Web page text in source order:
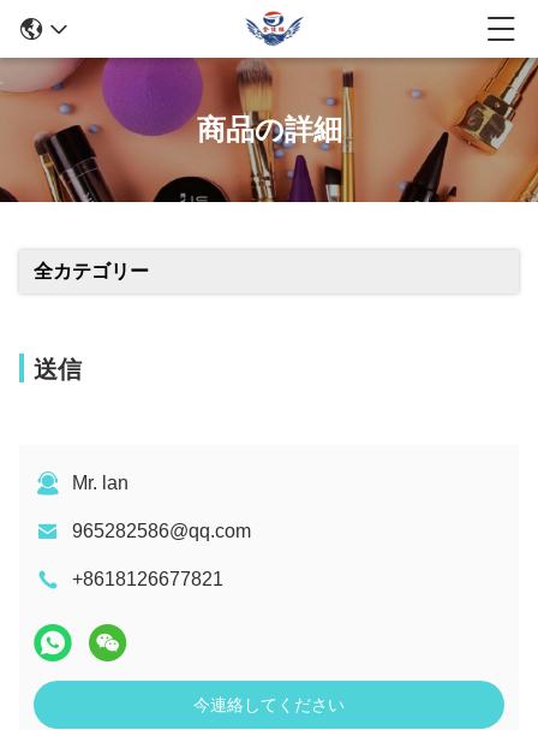
商品の詳細
全カテゴリー
送信
Mr. lan
965282586@qq.com
+8618126677821
今連絡してください